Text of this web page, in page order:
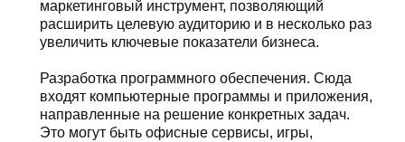
маркетинговый инструмент, позволяющий
расширить целевую аудиторию и в несколько раз
увеличить ключевые показатели бизнеса.
Разработка программного обеспечения. Сюда
входят компьютерные программы и приложения,
направленные на решение конкретных задач.
Это могут быть офисные сервисы, игры,